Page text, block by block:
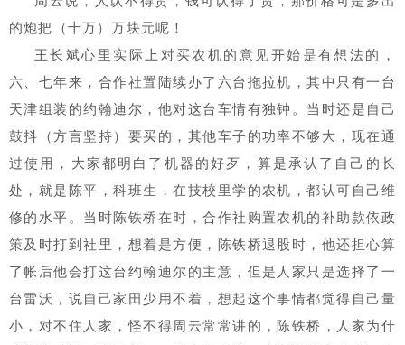
的炮把（十万）万块元呢！
王长斌心里实际上对买农机的意见开始是有想法的，
六、七年来，合作社置陆续办了六台拖拉机，其中只有一台
天津组装的约翰迪尔，他对这台车情有独钟。当时还是自己
鼓抖（方言坚持）要买的，其他车子的功率不够大，现在通
过使用，大家都明白了机器的好歹，算是承认了自己的长
处，就是陈平，科班生，在技校里学的农机，都认可自己维
修的水平。当时陈铁桥在时，合作社购置农机的补助款依政
策及时打到社里，想着是方便，陈铁桥退股时，他还担心算
了帐后他会打这台约翰迪尔的主意，但是人家只是选择了一
台雷沃，说自己家田少用不着，想起这个事情都觉得自己量
小，对不住人家，怪不得周云常常讲的，陈铁桥，人家为什